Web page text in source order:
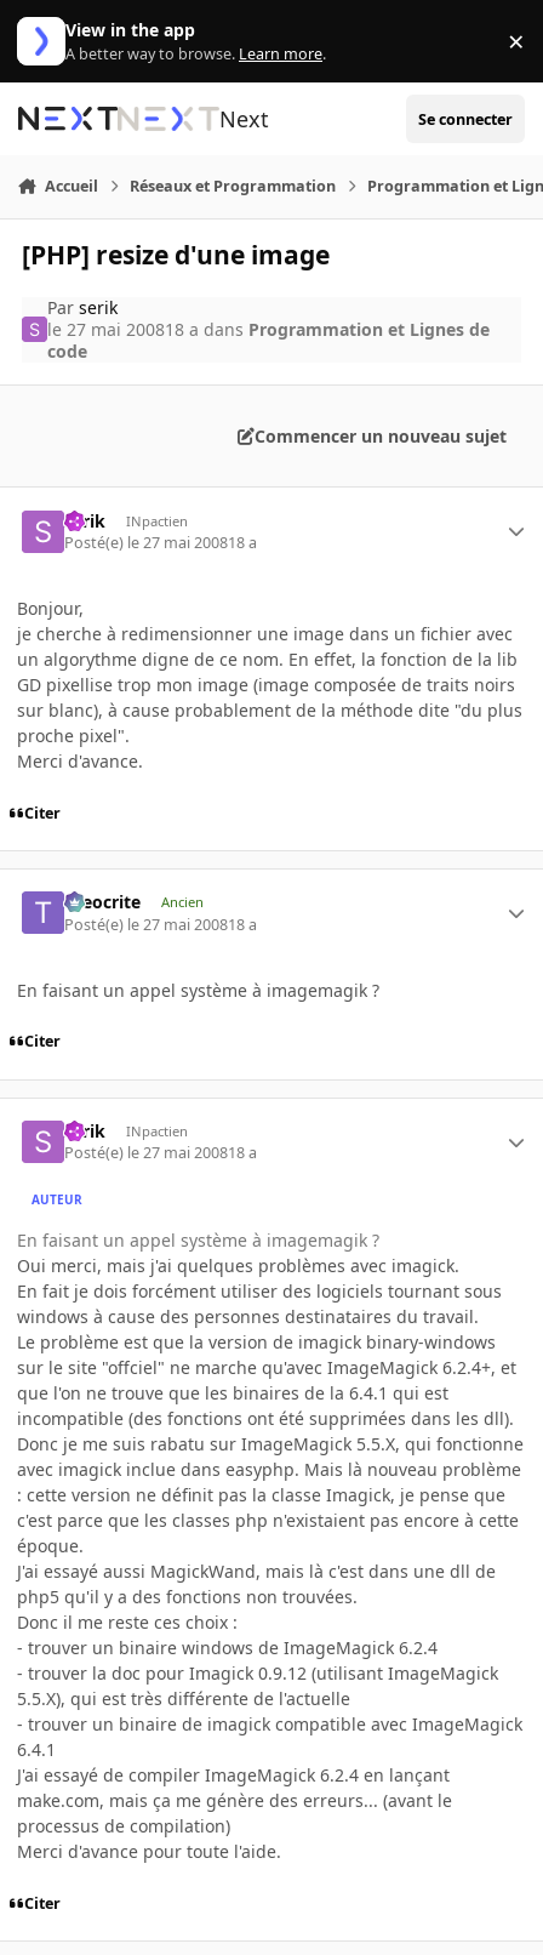
Aller au contenu
View in the app
A better way to browse. Learn more. ×
Next Se connecter
Accueil Réseaux et Programmation Programmation et
[PHP] resize d'une image
Parserik
le 27 mai 200818 a dans Programmation et Lignes de
code
Commencer un nouveau sujet
serik INpactien
Posté(e) le 27 mai 200818 a
Bonjour,
je cherche à redimensionner une image dans un fichier avec
un algorythme digne de ce nom. En effet, la fonction de la lib
GD pixellise trop mon image (image composée de traits noirs
sur blanc), à cause probablement de la méthode dite "du plus
proche pixel".
Merci d'avance.
Citer
theocrite Ancien
Posté(e) le 27 mai 200818 a
En faisant un appel système à imagemagik ?
Citer
serik INpactien
Posté(e) le 27 mai 200818 a
AUTEUR
En faisant un appel système à imagemagik ?
Oui merci, mais j'ai quelques problèmes avec imagick.
En fait je dois forcément utiliser des logiciels tournant sous
windows à cause des personnes destinataires du travail.
Le problème est que la version de imagick binary-windows
sur le site "offciel" ne marche qu'avec ImageMagick 6.2.4+, et
que l'on ne trouve que les binaires de la 6.4.1 qui est
incompatible (des fonctions ont été supprimées dans les dll).
Donc je me suis rabatu sur ImageMagick 5.5.X, qui fonctionne
avec imagick inclue dans easyphp. Mais là nouveau problème
: cette version ne définit pas la classe Imagick, je pense que
c'est parce que les classes php n'existaient pas encore à cette
époque.
J'ai essayé aussi MagickWand, mais là c'est dans une dll de
php5 qu'il y a des fonctions non trouvées.
Donc il me reste ces choix :
- trouver un binaire windows de ImageMagick 6.2.4
- trouver la doc pour Imagick 0.9.12 (utilisant ImageMagick
5.5.X), qui est très différente de l'actuelle
- trouver un binaire de imagick compatible avec ImageMagick
6.4.1
J'ai essayé de compiler ImageMagick 6.2.4 en lançant
make.com, mais ça me génère des erreurs... (avant le
processus de compilation)
Merci d'avance pour toute l'aide.
Citer